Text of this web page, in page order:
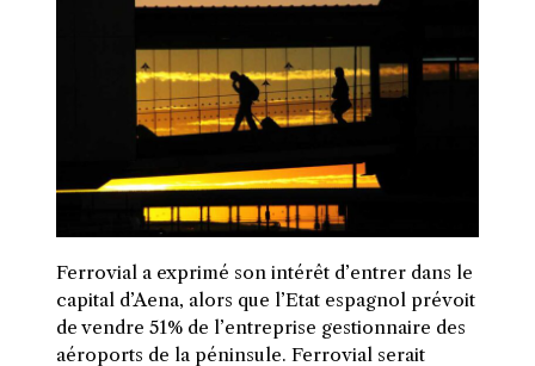
Ferrovial a exprimé son intérêt d’entrer dans le
capital d’Aena, alors que l’Etat espagnol prévoit
de vendre 51% de l’entreprise gestionnaire des
aéroports de la péninsule. Ferrovial serait